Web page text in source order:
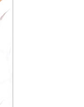
宙
特装
ィマ
奥』